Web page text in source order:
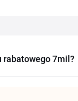
rabatowego 7mil?